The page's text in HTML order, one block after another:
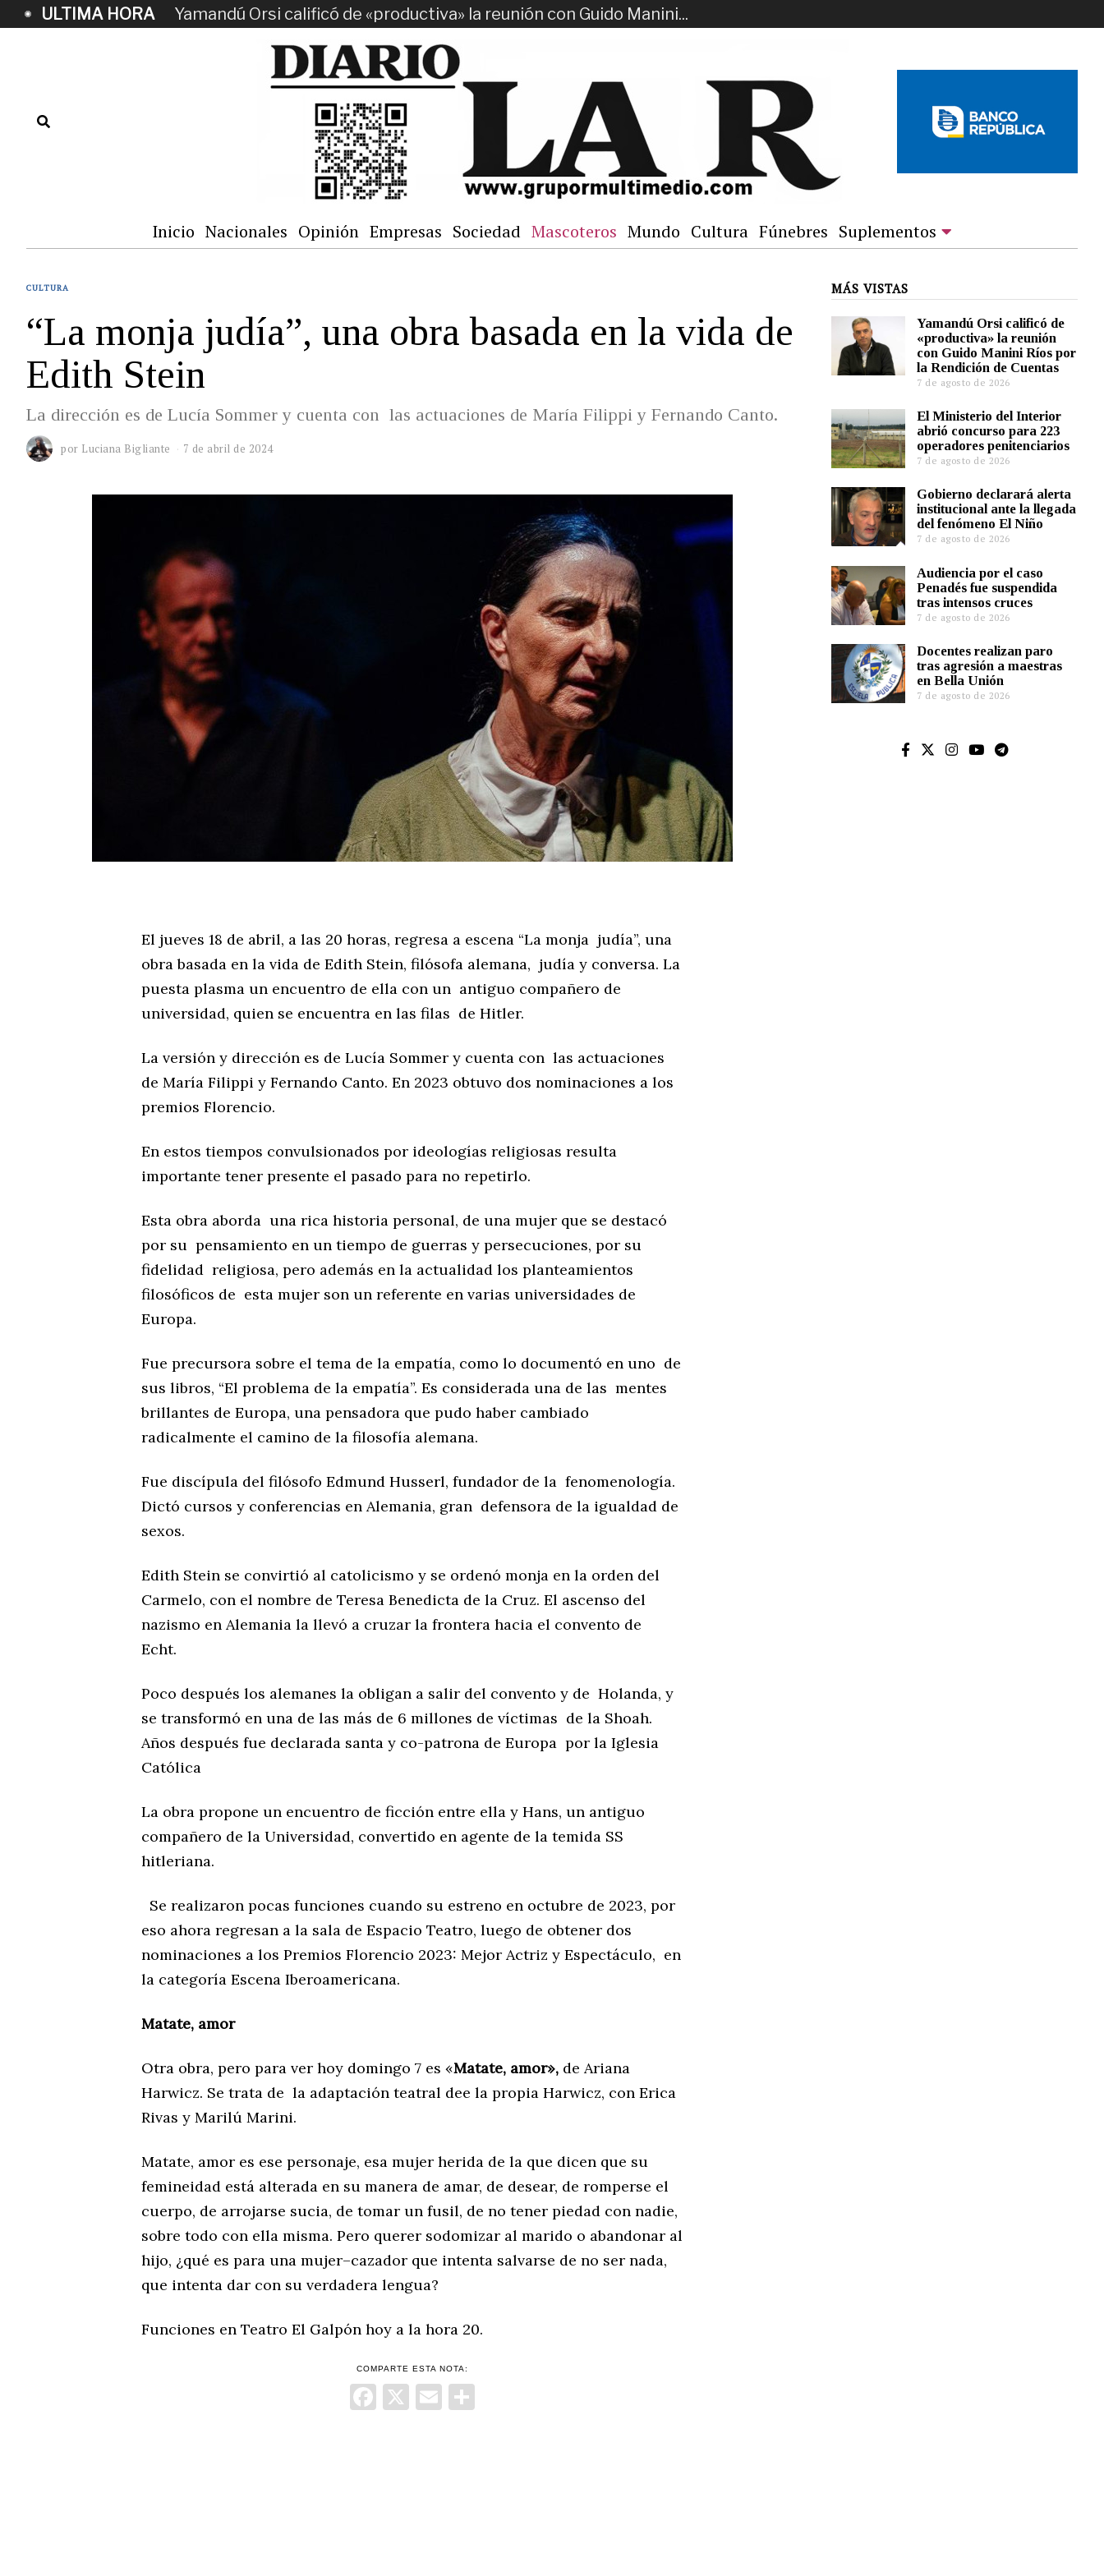
ULTIMA HORA Yamandú Orsi calificó de «productiva» la reunión con Guido Manini...
Inicio Nacionales Opinión Empresas Sociedad Mascoteros Mundo Cultura Fúnebres Suplementos
CULTURA
“La monja judía”, una obra basada en la vida de
Edith Stein
La dirección es de Lucía Sommer y cuenta con las actuaciones de María Filippi y Fernando Canto.
por Luciana Bigliante 7 de abril de 2024
El jueves 18 de abril, a las 20 horas, regresa a escena “La monja judía”, una
obra basada en la vida de Edith Stein, filósofa alemana, judía y conversa. La
puesta plasma un encuentro de ella con un antiguo compañero de
universidad, quien se encuentra en las filas de Hitler.
La versión y dirección es de Lucía Sommer y cuenta con las actuaciones
de María Filippi y Fernando Canto. En 2023 obtuvo dos nominaciones a los
premios Florencio.
En estos tiempos convulsionados por ideologías religiosas resulta
importante tener presente el pasado para no repetirlo.
Esta obra aborda una rica historia personal, de una mujer que se destacó
por su pensamiento en un tiempo de guerras y persecuciones, por su
fidelidad religiosa, pero además en la actualidad los planteamientos
filosóficos de esta mujer son un referente en varias universidades de
Europa.
Fue precursora sobre el tema de la empatía, como lo documentó en uno de
sus libros, “El problema de la empatía”. Es considerada una de las mentes
brillantes de Europa, una pensadora que pudo haber cambiado
radicalmente el camino de la filosofía alemana.
Fue discípula del filósofo Edmund Husserl, fundador de la fenomenología.
Dictó cursos y conferencias en Alemania, gran defensora de la igualdad de
sexos.
Edith Stein se convirtió al catolicismo y se ordenó monja en la orden del
Carmelo, con el nombre de Teresa Benedicta de la Cruz. El ascenso del
nazismo en Alemania la llevó a cruzar la frontera hacia el convento de
Echt.
Poco después los alemanes la obligan a salir del convento y de Holanda, y
se transformó en una de las más de 6 millones de víctimas de la Shoah.
Años después fue declarada santa y co-patrona de Europa por la Iglesia
Católica
La obra propone un encuentro de ficción entre ella y Hans, un antiguo
compañero de la Universidad, convertido en agente de la temida SS
hitleriana.
Se realizaron pocas funciones cuando su estreno en octubre de 2023, por
eso ahora regresan a la sala de Espacio Teatro, luego de obtener dos
nominaciones a los Premios Florencio 2023: Mejor Actriz y Espectáculo, en
la categoría Escena Iberoamericana.
Matate, amor
Otra obra, pero para ver hoy domingo 7 es «Matate, amor», de Ariana
Harwicz. Se trata de la adaptación teatral dee la propia Harwicz, con Erica
Rivas y Marilú Marini.
Matate, amor es ese personaje, esa mujer herida de la que dicen que su
femineidad está alterada en su manera de amar, de desear, de romperse el
cuerpo, de arrojarse sucia, de tomar un fusil, de no tener piedad con nadie,
sobre todo con ella misma. Pero querer sodomizar al marido o abandonar al
hijo, ¿qué es para una mujer–cazador que intenta salvarse de no ser nada,
que intenta dar con su verdadera lengua?
Funciones en Teatro El Galpón hoy a la hora 20.
COMPARTE ESTA NOTA:
Facebook
X Email
MÁS VISTAS
Yamandú Orsi calificó de
«productiva» la reunión
con Guido Manini Ríos por
la Rendición de Cuentas
7 de agosto de 2026
El Ministerio del Interior
abrió concurso para 223
operadores penitenciarios
7 de agosto de 2026
Gobierno declarará alerta
institucional ante la llegada
del fenómeno El Niño
7 de agosto de 2026
Audiencia por el caso
Penadés fue suspendida
tras intensos cruces
7 de agosto de 2026
Docentes realizan paro
tras agresión a maestras
en Bella Unión
7 de agosto de 2026